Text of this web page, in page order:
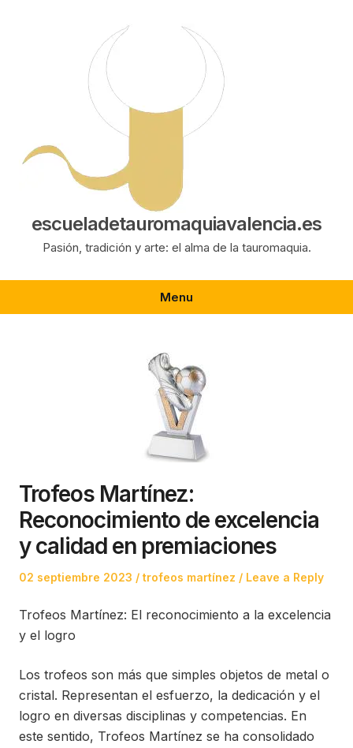
escueladetauromaquiavalencia.es
Pasión, tradición y arte: el alma de la tauromaquia.
Menu
Trofeos Martínez:
Reconocimiento de excelencia
y calidad en premiaciones
Posted
02 septiembre 2023
Posted
trofeos martínez Leave a Reply
Trofeos Martínez: El reconocimiento a la excelencia
y el logro
Los trofeos son más que simples objetos de metal o
cristal. Representan el esfuerzo, la dedicación y el
logro en diversas disciplinas y competencias. En
este sentido, Trofeos Martínez se ha consolidado